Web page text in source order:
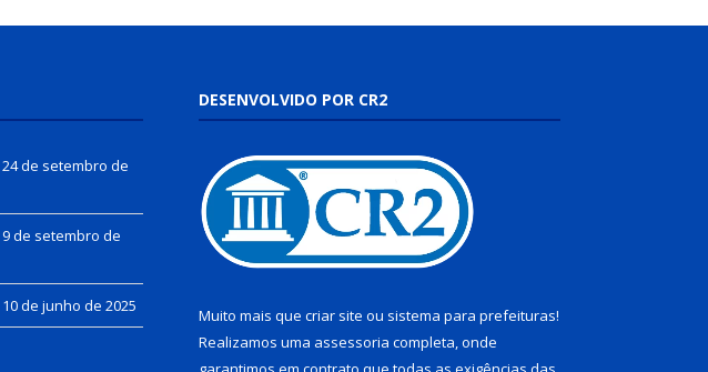
24 de setembro de
9 de setembro de
10 de junho de 2025
DESENVOLVIDO POR CR2
Muito mais que criar site ou sistema para prefeituras!
Realizamos uma assessoria completa, onde